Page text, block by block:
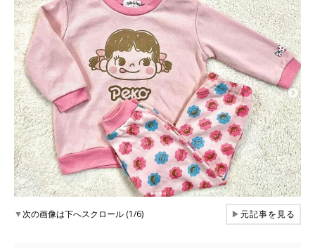
▼次の画像は下へスクロール (1/6) ▶元記事を見る